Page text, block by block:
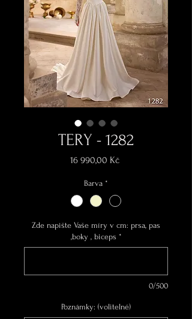
TERY - 1282
16 990,00 KčCena
Barva *
Zde napište Vaše míry v cm: prsa, pas
,boky , biceps *
0/500
Poznámky: (volitelné)